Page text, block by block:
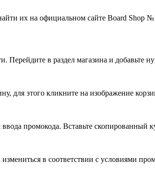
их на официальном сайте Board Shop
Перейдите в раздел магазина и добавьте
для этого кликните на изображение
промокода. Вставьте
в соответствии с условиями